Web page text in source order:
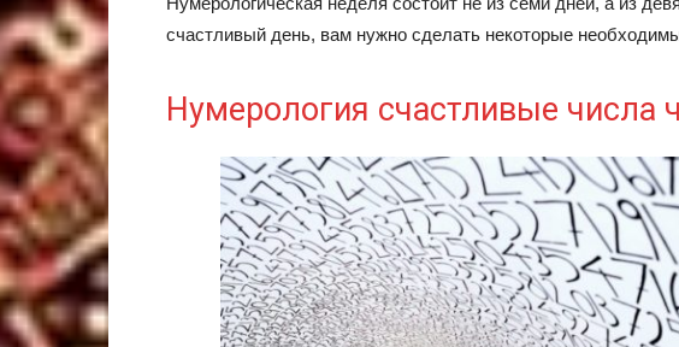
счастливый день, вам нужно сделать некоторые
Нумерология счастливые числа